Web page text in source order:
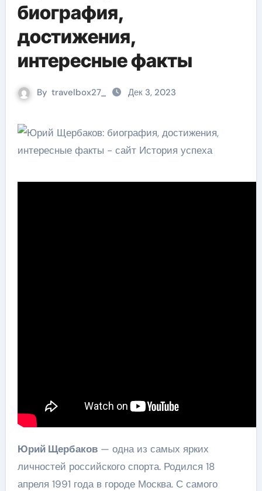
биография,
достижения,
интересные факты
By travelbox27_ Дек 3, 2023
Юрий Щербаков— одна из самых ярких
личностей российского спорта. Родился 18
апреля 1991 года в городе Москва. С самого